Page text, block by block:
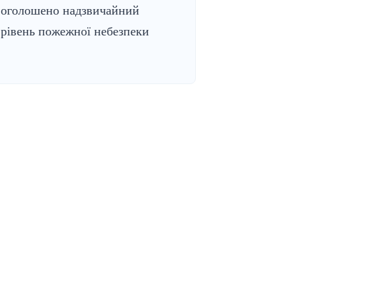
оголошено надзвичайний
рівень пожежної небезпеки